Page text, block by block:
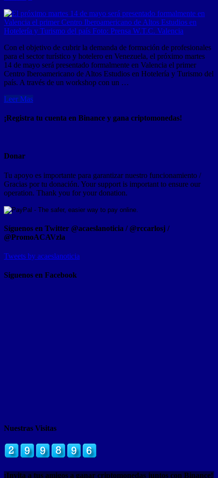
Con el objetivo de cubrir la demanda de formación de profesionales
para el sector turístico y hotelero en Venezuela, el próximo martes
14 de mayo será presentado formalmente en Valencia el primer
Centro Iberoamericano de Altos Estudios en Hotelería y Turismo del
país. A través de un workshop con un …
Leer Mas
¡Registra tu cuenta en Binance y gana criptomonedas!
Donar
Tu apoyo es importante para garantizar nuestro funcionamiento /
Gracias por tu donación. Your support is important to ensure our
operation. Thank you for your donation.
Síguenos en Twitter @acaeslanoticia / @rccarlosj /
@PromoACAVzla
Tweets by acaeslanoticia
Siguenos en Facebook
Nuestras Visitas
¡Invita a tus amigos a ganar criptomonedas juntos con Binance!